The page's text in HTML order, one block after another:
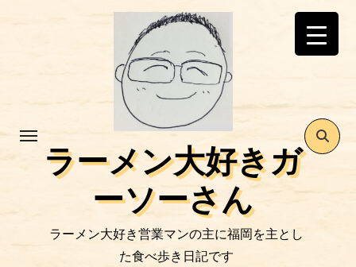
ラーメン大好きガ
ーソーさん
ラーメン大好き営業マンの主に福岡を主とし
た食べ歩き日記です